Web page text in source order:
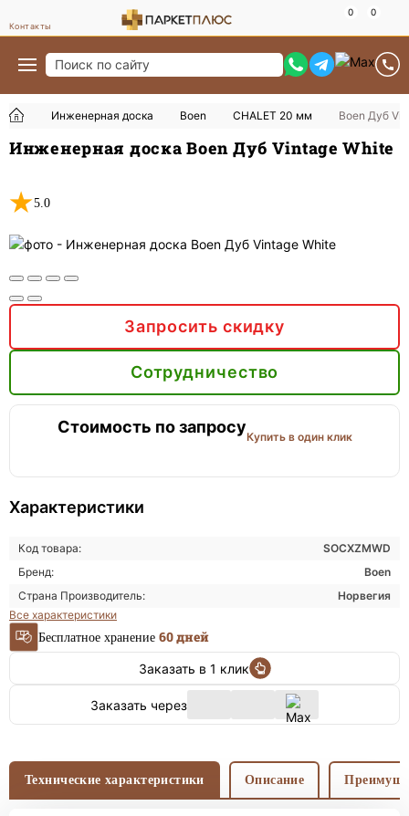
Контакты
Инженерная доска Boen CHALET 20 мм Boen Дуб
Инженерная доска Boen Дуб Vintage White
5.0
Запросить скидку
Сотрудничество
Стоимость по запросуКупить в один клик
Характеристики
Код товара:
SOCXZMWD
Бренд:
Boen
Страна Производитель:
Норвегия
Все характеристики
Бесплатное хранение 60 дней
Заказать в 1 клик
Заказать через
Технические характеристики Описание